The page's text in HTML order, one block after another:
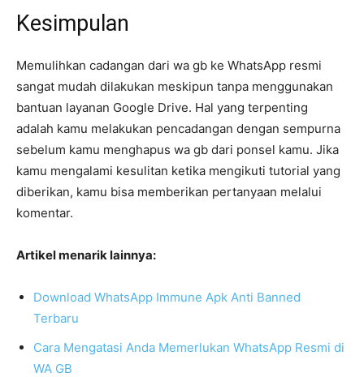
Kesimpulan
Memulihkan cadangan dari wa gb ke WhatsApp resmi
sangat mudah dilakukan meskipun tanpa menggunakan
bantuan layanan Google Drive. Hal yang terpenting
adalah kamu melakukan pencadangan dengan sempurna
sebelum kamu menghapus wa gb dari ponsel kamu. Jika
kamu mengalami kesulitan ketika mengikuti tutorial yang
diberikan, kamu bisa memberikan pertanyaan melalui
komentar.
Artikel menarik lainnya:
Download WhatsApp Immune Apk Anti Banned
Terbaru
Cara Mengatasi Anda Memerlukan WhatsApp Resmi di
WA GB